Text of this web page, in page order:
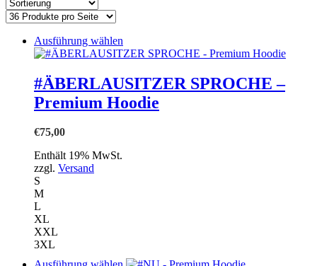
Ausführung wählen
Produkt
mehrere
Varianten
auf.
#ÄBERLAUSITZER SPROCHE –
Premium Hoodie
€75,00
Enthält 19% MwSt.
zzgl. Versand
S
M
L
XL
XXL
3XL
Dieses